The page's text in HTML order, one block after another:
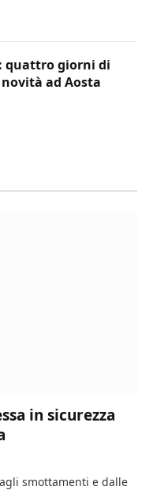
quattro giorni di
ad Aosta
in sicurezza
smottamenti e dalle